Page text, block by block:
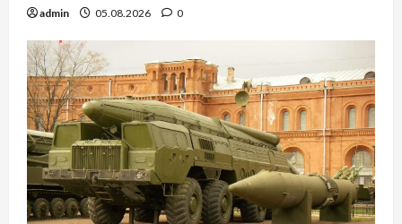
admin 05.08.2026 0